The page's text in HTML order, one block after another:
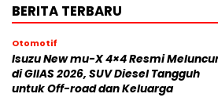
BERITA TERBARU
Otomotif
Isuzu New mu-X 4×4 Resmi
di GIIAS 2026, SUV Diesel Tangguh
untuk Off-road dan Keluarga